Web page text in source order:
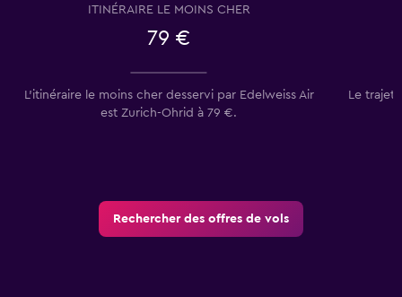
ITINÉRAIRE LE MOINS CHER
79 €
L’itinéraire le moins cher desservi par Edelweiss Air
est Zurich-Ohrid à 79 €.
Le trajet
Rechercher des offres de vols